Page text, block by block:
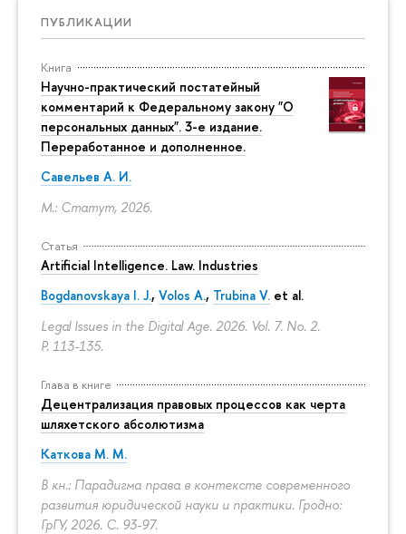
ПУБЛИКАЦИИ
Книга
Научно-практический постатейный
комментарий к Федеральному закону "О
персональных данных". 3-е издание.
Переработанное и дополненное.
Савельев А. И.
М.: Статут, 2026.
Статья
Artificial Intelligence. Law. Industries
Bogdanovskaya I. J., Volos A., Trubina V. et al.
Legal Issues in the Digital Age. 2026. Vol. 7. No. 2.
P. 113-135.
Глава в книге
Децентрализация правовых процессов как черта
шляхетского абсолютизма
Каткова М. М.
В кн.: Парадигма права в контексте современного
развития юридической науки и практики. Гродно:
ГрГУ, 2026. С. 93-97.